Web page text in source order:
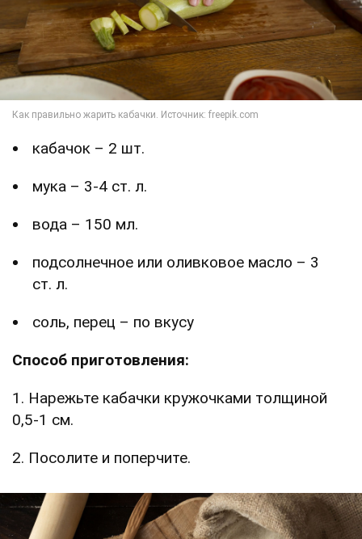
кабачок – 2 шт.
мука – 3-4 ст. л.
вода – 150 мл.
подсолнечное или оливковое масло – 3
ст. л.
соль, перец – по вкусу
Способ приготовления:
1. Нарежьте кабачки кружочками толщиной
0,5-1 см.
2. Посолите и поперчите.